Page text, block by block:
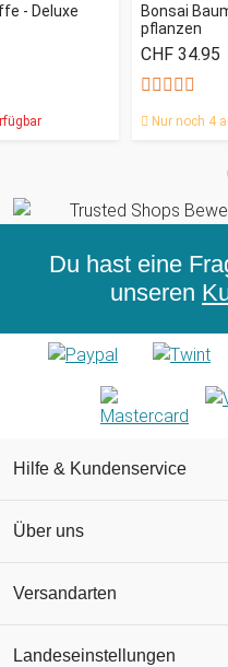
- Deluxe
Bonsai
pflanzen
CHF 34.95
Nur noch 4
Du hast eine
unseren
Hilfe & Kundenservice
Über uns
Versandarten
Landeseinstellungen